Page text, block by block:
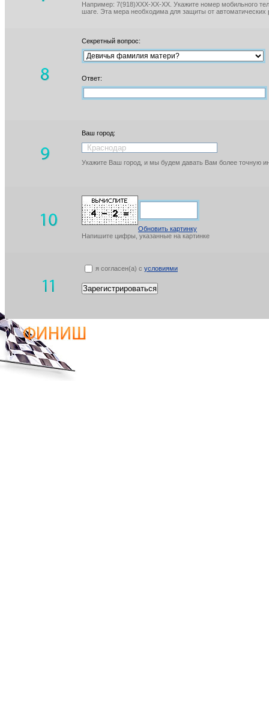
Например: 7(918)XXX-XX-XX. Укажите номер мобильного
шаге. Эта мера необходима для защиты от автоматических
Секретный вопрос:
Ответ:
Ваш город:
Укажите Ваш город, и мы будем давать Вам более точную
Обновить картинку
Напишите цифры, указанные на картинке
я согласен(а) с условиями
Зарегистрироваться